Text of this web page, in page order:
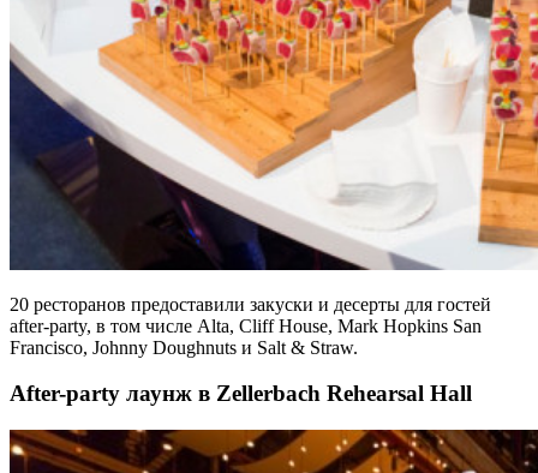
20 ресторанов предоставили закуски и десерты для гостей
after-party, в том числе Alta, Cliff House, Mark Hopkins San
Francisco, Johnny Doughnuts и Salt & Straw.
After-party лаунж в Zellerbach Rehearsal Hall